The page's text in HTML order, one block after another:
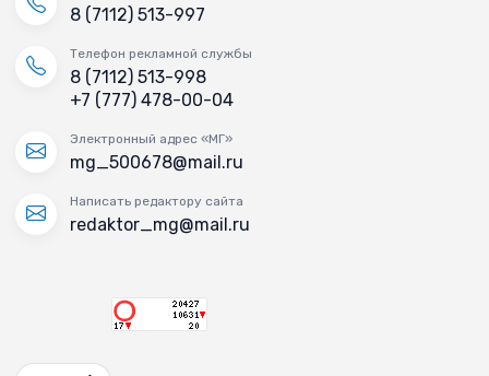
8 (7112) 513-997
Телефон рекламной службы
8 (7112) 513-998
+7 (777) 478-00-04
Электронный адрес «МГ»
mg_500678@mail.ru
Написать редактору сайта
redaktor_mg@mail.ru